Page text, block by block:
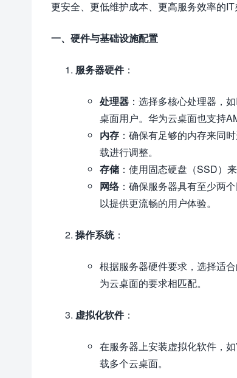
更安全、更低维护成本、更高服务效率的
一、硬件与基础设施配置
服务器硬件：
处理器 ：选择多核心处理器，
桌面用户。华为云桌面也支持
内存 ：确保有足够的内存来同
载进行调整。
存储 ：使用固态硬盘（SSD）
网络：确保服务器具有至少两
以提供更流畅的用户体验。
操作系统：
根据服务器硬件要求，选择适
为云桌面的要求相匹配。
虚拟化软件：
在服务器上安装虚拟化软件，
载多个云桌面。